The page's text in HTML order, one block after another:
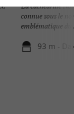
La cathédrale
connue sous le
emblématique du
93 m -